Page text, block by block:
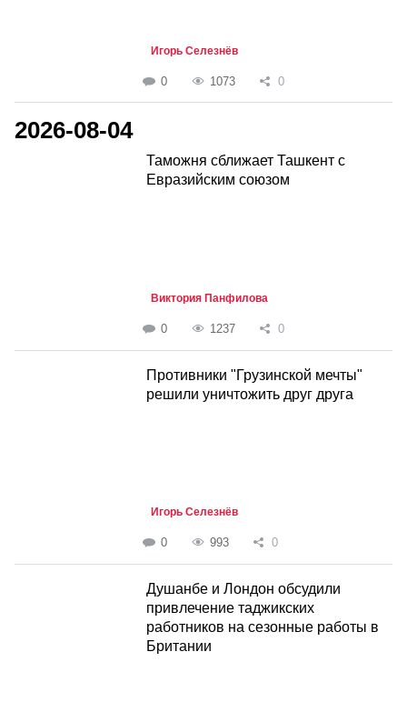
Игорь Селезнёв
0 1073 0
2026-08-04
Таможня сближает Ташкент с
Евразийским союзом
Виктория Панфилова
0 1237 0
Противники "Грузинской мечты"
решили уничтожить друг друга
Игорь Селезнёв
0 993 0
Душанбе и Лондон обсудили
привлечение таджикских
работников на сезонные работы в
Британии